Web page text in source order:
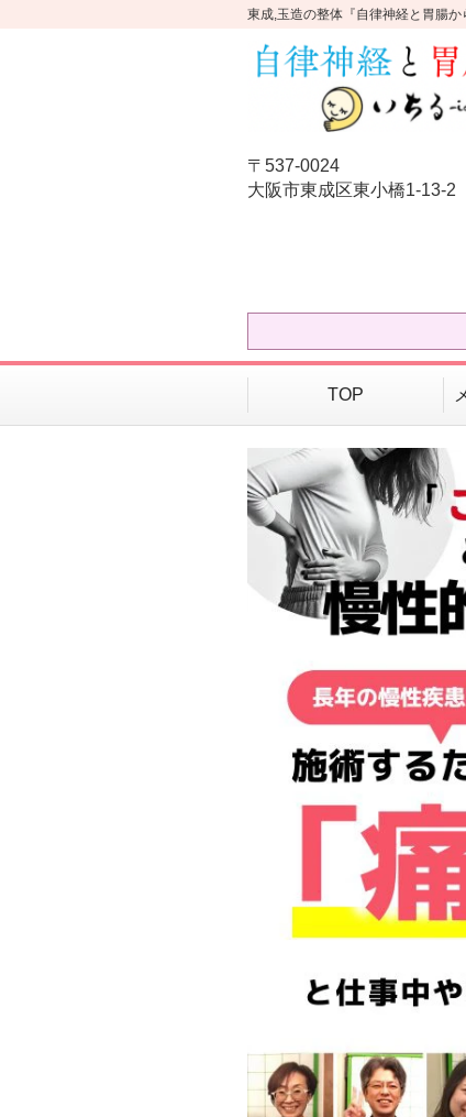
東成,玉造の整体『自律神経と胃腸
〒537-0024
大阪市東成区東小橋1-13-2
TOP